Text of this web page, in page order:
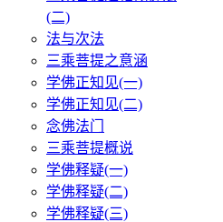
(二)
法与次法
三乘菩提之意涵
学佛正知见(一)
学佛正知见(二)
念佛法门
三乘菩提概说
学佛释疑(一)
学佛释疑(二)
学佛释疑(三)